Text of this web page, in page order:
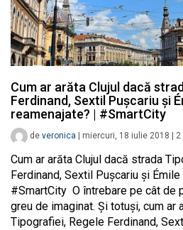
Cum ar arăta Clujul dacă
Ferdinand, Sextil Pușcariu și
reamenajate? | #SmartCity
de veronica miercuri, 18 iulie 2018 2
Cum ar arăta Clujul dacă strada
Ferdinand, Sextil Pușcariu și Émile
#SmartCity O întrebare pe cât de
greu de imaginat. Și totuși, cum ar
Tipografiei, Regele Ferdinand,